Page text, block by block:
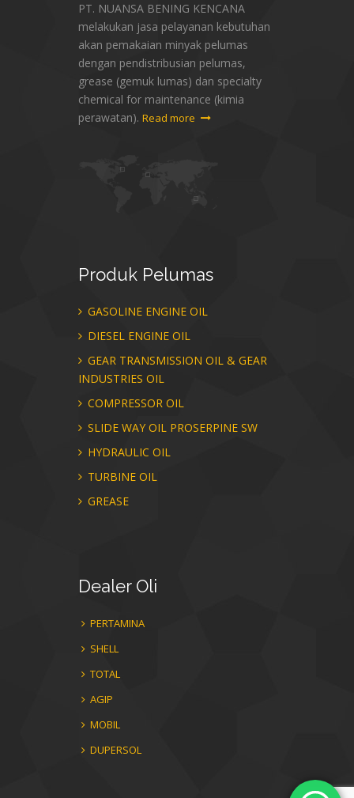
PT. NUANSA BENING KENCANA
melakukan jasa pelayanan kebutuhan
akan pemakaian minyak pelumas
dengan pendistribusian pelumas,
grease (gemuk lumas) dan specialty
chemical for maintenance (kimia
perawatan). Read more
Produk Pelumas
GASOLINE ENGINE OIL
DIESEL ENGINE OIL
GEAR TRANSMISSION OIL & GEAR
INDUSTRIES OIL
COMPRESSOR OIL
SLIDE WAY OIL PROSERPINE SW
HYDRAULIC OIL
TURBINE OIL
GREASE
DealerOli
PERTAMINA
SHELL
TOTAL
AGIP
MOBIL
DUPERSOL